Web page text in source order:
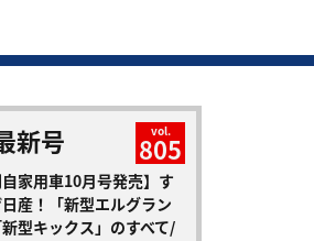
新号 vol.
805
自家用車10月号発売】す
産！「新型エルグラン
新型キックス」のすべて/